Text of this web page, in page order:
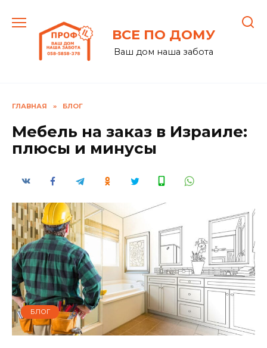
содержанию
ВСЕ ПО ДОМУ
Ваш дом наша забота
ГЛАВНАЯ » БЛОГ
Мебель на заказ в Израиле:
плюсы и минусы
БЛОГ